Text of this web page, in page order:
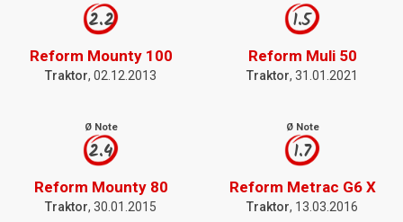
2.2
Reform Mounty 100
Traktor, 02.12.2013
1.5
Reform Muli 50
Traktor, 31.01.2021
Ø Note
2.4
Reform Mounty 80
Traktor, 30.01.2015
Ø Note
1.7
Reform Metrac G6 X
Traktor, 13.03.2016